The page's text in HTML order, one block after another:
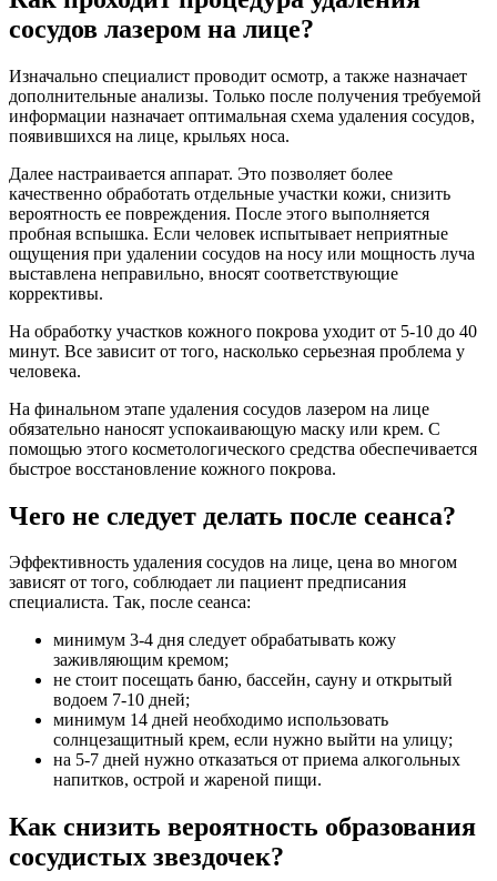
сосудов лазером на лице?
Изначально специалист проводит осмотр, а также назначает
дополнительные анализы. Только после получения требуемой
информации назначает оптимальная схема удаления сосудов,
появившихся на лице, крыльях носа.
Далее настраивается аппарат. Это позволяет более
качественно обработать отдельные участки кожи, снизить
вероятность ее повреждения. После этого выполняется
пробная вспышка. Если человек испытывает неприятные
ощущения при удалении сосудов на носу или мощность луча
выставлена неправильно, вносят соответствующие
коррективы.
На обработку участков кожного покрова уходит от 5-10 до 40
минут. Все зависит от того, насколько серьезная проблема у
человека.
На финальном этапе удаления сосудов лазером на лице
обязательно наносят успокаивающую маску или крем. С
помощью этого косметологического средства обеспечивается
быстрое восстановление кожного покрова.
Чего не следует делать после сеанса?
Эффективность удаления сосудов на лице, цена во многом
зависят от того, соблюдает ли пациент предписания
специалиста. Так, после сеанса:
минимум 3-4 дня следует обрабатывать кожу
заживляющим кремом;
не стоит посещать баню, бассейн, сауну и открытый
водоем 7-10 дней;
минимум 14 дней необходимо использовать
солнцезащитный крем, если нужно выйти на улицу;
на 5-7 дней нужно отказаться от приема алкогольных
напитков, острой и жареной пищи.
Как снизить вероятность образования
сосудистых звездочек?